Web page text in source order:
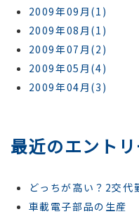
2009年09月(1)
2009年08月(1)
2009年07月(2)
2009年05月(4)
2009年04月(3)
最近のエントリ
どっちが高い？2交代
車載電子部品の生産